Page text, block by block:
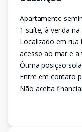
Apartamento
1 suíte, à venda
Localizado em rua
acesso ao mar e
Ótima posição
Entre em contato
Não aceita